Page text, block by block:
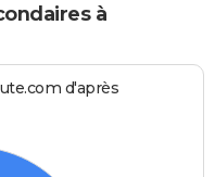
à
d'après